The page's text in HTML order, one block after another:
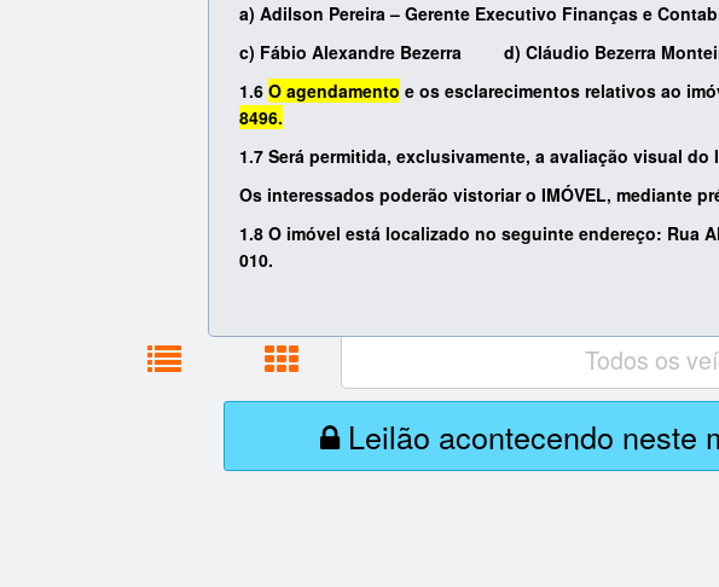
a) Adilson Pereira – Gerente Executivo Finanças e
c) Fábio Alexandre Bezerra
d) Cláudio Bezerra
1.6 O agendamento e os esclarecimentos relativos ao
8496.
1.7 Será permitida, exclusivamente, a avaliação visual
Os interessados poderão vistoriar o IMÓVEL, mediante
1.8 O imóvel está localizado no seguinte endereço: Rua
010.
Todos os
Leilão acontecendo neste